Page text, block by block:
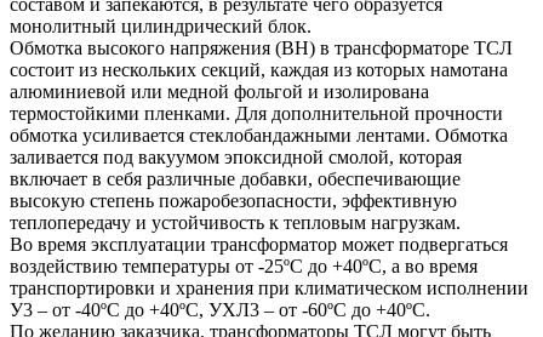
монолитный цилиндрический блок.
Обмотка высокого напряжения (ВН) в трансформаторе ТСЛ
состоит из нескольких секций, каждая из которых намотана
алюминиевой или медной фольгой и изолирована
термостойкими пленками. Для дополнительной прочности
обмотка усиливается стеклобандажными лентами. Обмотка
заливается под вакуумом эпоксидной смолой, которая
включает в себя различные добавки, обеспечивающие
высокую степень пожаробезопасности, эффективную
теплопередачу и устойчивость к тепловым нагрузкам.
Во время эксплуатации трансформатор может подвергаться
воздействию температуры от -25ºС до +40ºС, а во время
транспортировки и хранения при климатическом исполнении
У3 – от -40ºС до +40ºС, УХЛ3 – от -60ºС до +40ºС.
По желанию заказчика, трансформаторы ТСЛ могут быть